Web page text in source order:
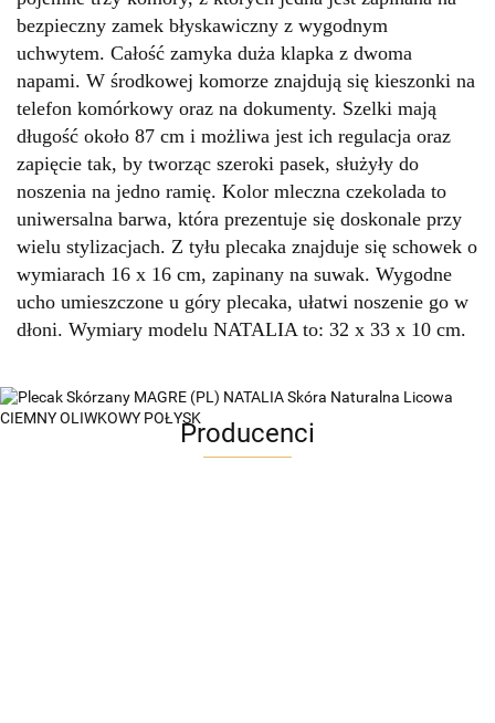
bezpieczny zamek błyskawiczny z wygodnym
uchwytem. Całość zamyka duża klapka z dwoma
napami. W środkowej komorze znajdują się kieszonki na
telefon komórkowy oraz na dokumenty. Szelki mają
długość około 87 cm i możliwa jest ich regulacja oraz
zapięcie tak, by tworząc szeroki pasek, służyły do
noszenia na jedno ramię. Kolor mleczna czekolada to
uniwersalna barwa, która prezentuje się doskonale przy
wielu stylizacjach. Z tyłu plecaka znajduje się schowek o
wymiarach 16 x 16 cm, zapinany na suwak. Wygodne
ucho umieszczone u góry plecaka, ułatwi noszenie go w
dłoni. Wymiary modelu NATALIA to: 32 x 33 x 10 cm.
Producenci